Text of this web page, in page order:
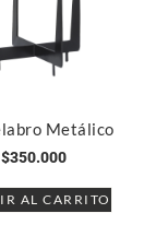
Metálico
$350.000
AL CARRITO